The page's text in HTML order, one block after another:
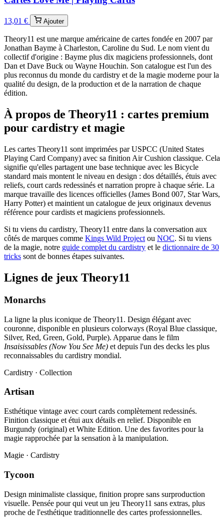
13,01 € Ajouter
Theory11 est une marque américaine de cartes fondée en 2007 par
Jonathan Bayme à Charleston, Caroline du Sud. Le nom vient du
collectif d'origine : Bayme plus dix magiciens professionnels, dont
Dan et Dave Buck ou Wayne Houchin. Son catalogue est l'un des
plus reconnus du monde du cardistry et de la magie moderne pour la
qualité du design, de la production et de la narration de chaque
édition.
À propos de Theory11 : cartes premium
pour cardistry et magie
Les cartes Theory11 sont imprimées par USPCC (United States
Playing Card Company) avec sa finition Air Cushion classique. Cela
signifie qu'elles partagent une base technique avec les Bicycle
standard mais montent le niveau en design : dos détaillés, étuis avec
reliefs, court cards redessinés et narration propre à chaque série. La
marque travaille des licences officielles (James Bond 007, Star Wars,
Harry Potter) et maintient un catalogue de jeux originaux devenus
référence pour cardists et magiciens professionnels.
Si tu viens du cardistry, Theory11 entre dans la conversation aux
côtés de marques comme Kings Wild Project ou NOC. Si tu viens
de la magie, notre guide complet du cardistry et le dictionnaire de 30
tricks sont de bonnes étapes suivantes.
Lignes de jeux Theory11
Monarchs
La ligne la plus iconique de Theory11. Design élégant avec
couronne, disponible en plusieurs colorways (Royal Blue classique,
Silver, Red, Green, Gold, Purple). Apparue dans le film
Insaisissables (Now You See Me) et depuis l'un des decks les plus
reconnaissables du cardistry mondial.
Cardistry · Collection
Artisan
Esthétique vintage avec court cards complètement redessinés.
Finition classique et étui aux détails en relief. Disponible en
Burgundy (original) et White Edition. Une des favorites pour la
magie rapprochée par la sensation à la manipulation.
Magie · Cardistry
Tycoon
Design minimaliste classique, finition propre sans surproduction
visuelle. Pensée pour qui veut un jeu Theory11 sans extras, plus
proche de l'esthétique traditionnelle des cartes professionnelles.